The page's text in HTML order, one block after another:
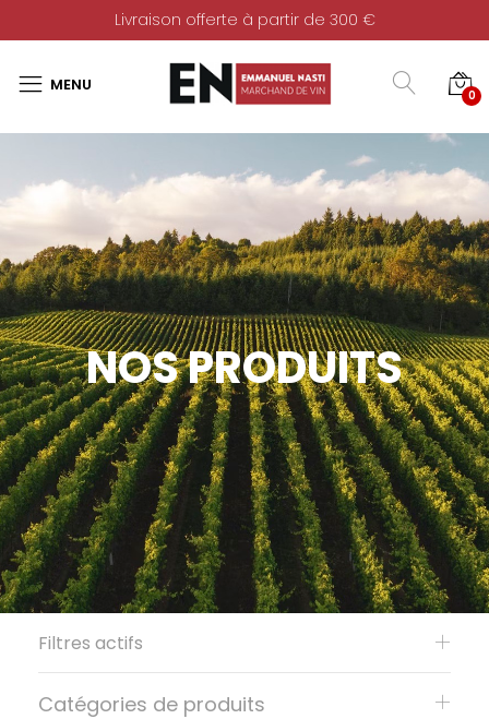
Livraison offerte à partir de 300 €
0
NOS PRODUITS
Filtres actifs
Catégories de produits